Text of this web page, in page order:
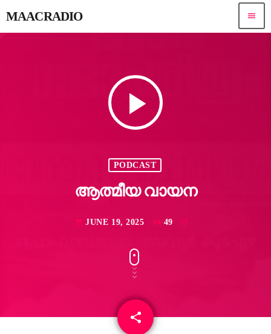
MAACRADIO menu
play_arrow
PODCAST
ആത്മീയ വായന
today JUNE 19, 2025 49
share
email